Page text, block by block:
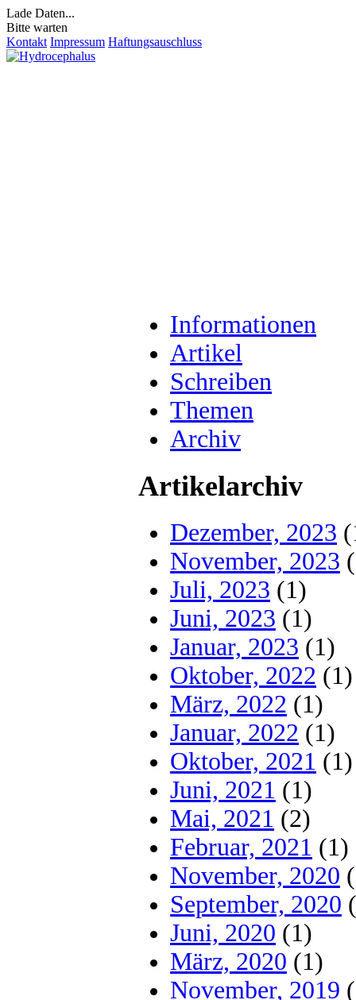
Lade Daten...
Bitte warten
Kontakt Impressum Haftungsauschluss
Informationen
Artikel
Schreiben
Themen
Archiv
Artikelarchiv
Dezember, 2023
November, 2023
Juli, 2023 (1)
Juni, 2023 (1)
Januar, 2023 (1)
Oktober, 2022 (1)
März, 2022 (1)
Januar, 2022 (1)
Oktober, 2021 (1)
Juni, 2021 (1)
Mai, 2021 (2)
Februar, 2021 (1)
November, 2020
September, 2020
Juni, 2020 (1)
März, 2020 (1)
November, 2019